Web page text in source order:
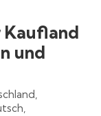
Kaufland
und